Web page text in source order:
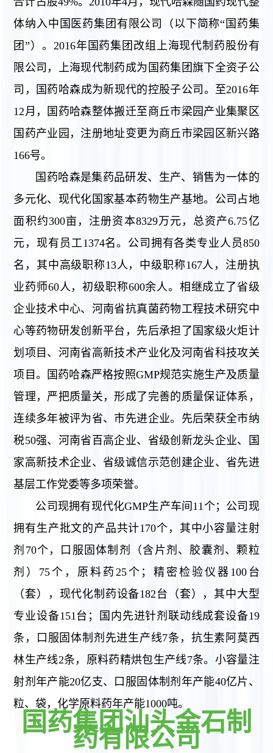
体纳入中国医药集团有限公司（以下简称“国药集
团”）。2016年国药集团改组上海现代制药股份有
限公司，上海现代制药成为国药集团旗下全资子公
司，国药哈森成为新现代的控股子公司。至2016年
12月，国药哈森整体搬迁至商丘市梁园产业集聚区
国药产业园，注册地址变更为商丘市梁园区新兴路
166号。
国药哈森是集药品研发、生产、销售为一体的
多元化、现代化国家基本药物生产基地。公司占地
面积约300亩，注册资本8329万元，总资产6.75亿
元，现有员工1374名。公司拥有各类专业人员850
名，其中高级职称13人，中级职称167人，注册执
业药师60人，初级职称600余人。相继成立了省级
企业技术中心、河南省抗真菌药物工程技术研究中
心等药物研发创新平台，先后承担了国家级火炬计
划项目、河南省高新技术产业化及河南省科技攻关
项目。国药哈森严格按照GMP规范实施生产及质量
管理，严把质量关，形成了完善的质量保证体系，
连续多年被评为省、市先进企业。先后荣获全市纳
税50强、河南省百高企业、省级创新龙头企业、国
家高新技术企业、省级诚信示范创建企业、省先进
基层工作党委等多项荣誉。
公司现拥有现代化GMP生产车间11个；公司现
拥有生产批文的产品共计170个，其中小容量注射
剂70个，口服固体制剂（含片剂、胶囊剂、颗粒
剂）75个，原料药25个；精密检验仪器100台
（套），现代化制药设备182台（套），其中大型
专业设备151台；国内先进针剂联动线成套设备19
条，口服固体制剂先进生产线7条，抗生素阿莫西
林生产线2条，原料药精烘包生产线7条。小容量注
射剂年产能20亿支、口服固体制剂年产能40亿片、
粒、袋，化学原料药年产能1000吨。
国药集团汕头金石制
药有限公司